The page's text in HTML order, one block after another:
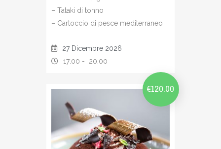
– Tataki di tonno
– Cartoccio di pesce mediterraneo
27 Dicembre 2026
17:00 - 20:00
€120.00